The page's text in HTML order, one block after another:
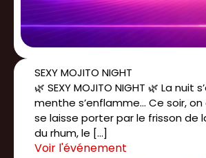
SEXY MOJITO NIGHT
🌿 SEXY MOJITO NIGHT 🌿 La nuit
menthe s’enflamme... Ce soir,
se laisse porter par le frisson de
du rhum, le […]